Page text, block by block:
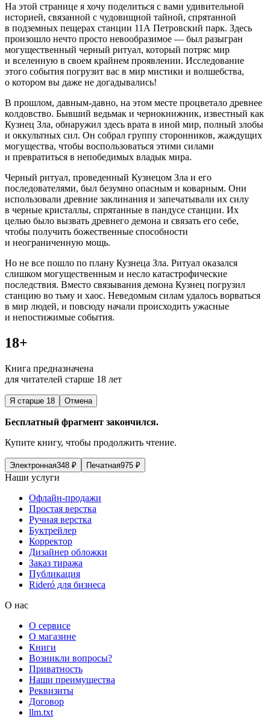
На этой странице я хочу поделиться с вами удивительной
историей, связанной с чудовищной тайной, спрятанной
в подземных пещерах станции 11А Петровский парк. Здесь
произошло нечто просто невообразимое — был разыгран
могущественный черный ритуал, который потряс мир
и вселенную в своем крайнем проявлении. Исследование
этого события погрузит вас в мир мистики и волшебства,
о котором вы даже не догадывались!
В прошлом, давным-давно, на этом месте процветало древнее
колдовство. Бывший ведьмак и чернокнижник, известный как
Кузнец Зла, обнаружил здесь врата в иной мир, полный злобы
и оккультных сил. Он собрал группу сторонников, жаждущих
могущества, чтобы воспользоваться этими силами
и превратиться в непобедимых владык мира.
Черный ритуал, проведенный Кузнецом Зла и его
последователями, был безумно опасным и коварным. Они
использовали древние заклинания и запечатывали их силу
в черные кристаллы, спрятанные в пандусе станции. Их
целью было вызвать древнего демона и связать его себе,
чтобы получить божественные способности
и неограниченную мощь.
Но не все пошло по плану Кузнеца Зла. Ритуал оказался
слишком могущественным и несло катастрофические
последствия. Вместо связывания демона Кузнец погрузил
станцию во тьму и хаос. Неведомым силам удалось ворваться
в мир людей, и повсюду начали происходить ужасные
и непостижимые события.
18+
Книга предназначена
для читателей старше 18 лет
Я старше 18 Отмена
Бесплатный фрагмент закончился.
Купите книгу, чтобы продолжить чтение.
Электронная348 ₽ Печатная975 ₽
Наши услуги
Офлайн-продажи
Простая верстка
Ручная верстка
Буктрейлер
Корректор
Дизайнер обложки
Заказ тиража
Публикация
Rideró для бизнеса
О нас
О сервисе
О магазине
Книги
Возникли вопросы?
Приватность
Наши преимущества
Реквизиты
Договор
llm.txt